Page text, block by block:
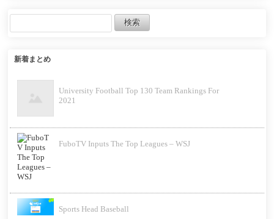
新着まとめ
University Football Top 130 Team Rankings For
2021
FuboTV Inputs The Top Leagues – WSJ
Sports Head Baseball